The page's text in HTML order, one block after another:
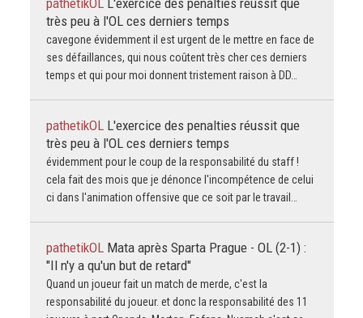
pathetikOL L'exercice des penalties réussit que
très peu à l'OL ces derniers temps
cavegone évidemment il est urgent de le mettre en face de
ses défaillances, qui nous coûtent très cher ces derniers
temps et qui pour moi donnent tristement raison à DD…
pathetikOL L'exercice des penalties réussit que
très peu à l'OL ces derniers temps
évidemment pour le coup de la responsabilité du staff !
cela fait des mois que je dénonce l'incompétence de celui
ci dans l'animation offensive que ce soit par le travail…
pathetikOL Mata après Sparta Prague - OL (2-1) :
"Il n'y a qu'un but de retard"
Quand un joueur fait un match de merde, c'est la
responsabilité du joueur. et donc la responsabilité des 11